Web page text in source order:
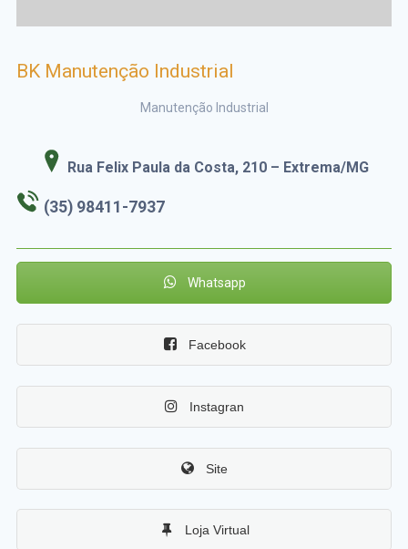
BK Manutenção Industrial
Manutenção Industrial
Rua Felix Paula da Costa, 210 – Extrema/MG
(35) 98411-7937
Whatsapp
Facebook
Instagran
Site
Loja Virtual